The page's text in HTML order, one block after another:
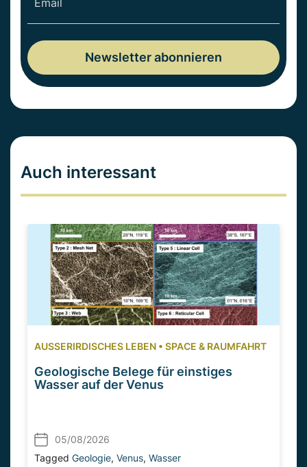
Auch interessant
AUSSERIRDISCHES LEBEN • SPACE & RAUMFAHRT
Geologische Belege für einstiges
Wasser auf der Venus
05/08/2026
Tagged Geologie, Venus, Wasser